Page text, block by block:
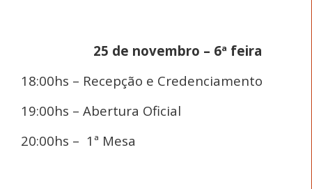
25 de novembro – 6ª feira
18:00hs – Recepção e Credenciamento
19:00hs – Abertura Oficial
20:00hs – 1ª Mesa